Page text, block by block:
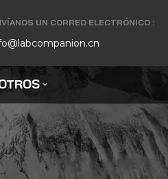
UN CORREO ELECTRÓNICO :